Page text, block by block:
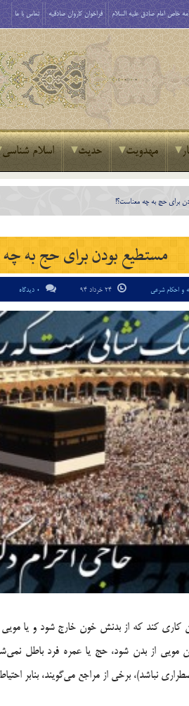
خاص امام صادق علیه السلام فراخوان کاروان صادقیه تماس با ما
مهدویت حدیث اسلام شناسی
برای حج به چه معناست؟!
مستطیع بودن برای حج به
و احکام شرعی 0 دیدگاه
کند که از بدنش خون خارج شود و یا مویی
از بدن شود، حج یا عمره فرد باطل